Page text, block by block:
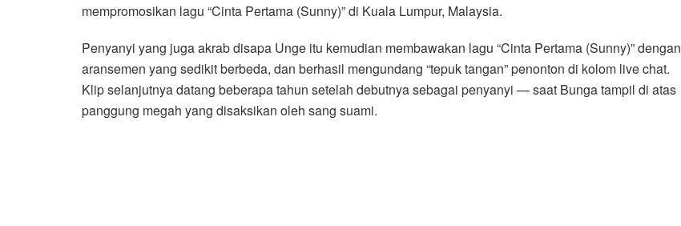
mempromosikan lagu “Cinta Pertama (Sunny)” di Kuala Lumpur, Malaysia.
Penyanyi yang juga akrab disapa Unge itu kemudian membawakan lagu “Cinta Pertama (Sunny)” dengan
aransemen yang sedikit berbeda, dan berhasil mengundang “tepuk tangan” penonton di kolom live chat.
Klip selanjutnya datang beberapa tahun setelah debutnya sebagai penyanyi — saat Bunga tampil di atas
panggung megah yang disaksikan oleh sang suami.